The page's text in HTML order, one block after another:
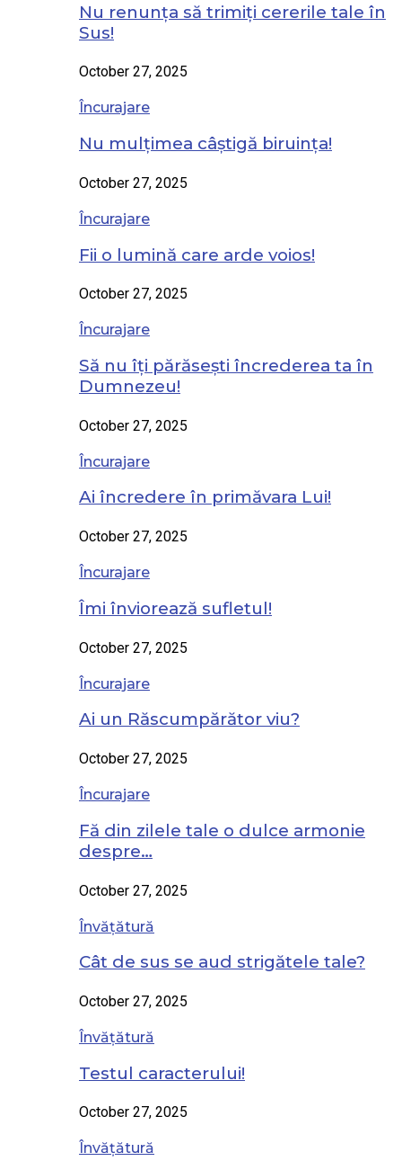
Nu renunța să trimiți cererile tale în
Sus!
October 27, 2025
Încurajare
Nu mulțimea câștigă biruința!
October 27, 2025
Încurajare
Fii o lumină care arde voios!
October 27, 2025
Încurajare
Să nu îți părăsești încrederea ta în
Dumnezeu!
October 27, 2025
Încurajare
Ai încredere în primăvara Lui!
October 27, 2025
Încurajare
Îmi înviorează sufletul!
October 27, 2025
Încurajare
Ai un Răscumpărător viu?
October 27, 2025
Încurajare
Fă din zilele tale o dulce armonie
despre…
October 27, 2025
Învățătură
Cât de sus se aud strigătele tale?
October 27, 2025
Învățătură
Testul caracterului!
October 27, 2025
Învățătură